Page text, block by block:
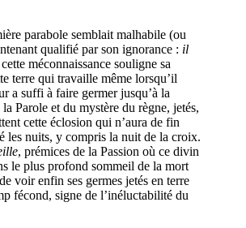
parabole semblait malhabile (ou
qualifié par son ignorance : il
méconnaissance souligne sa
terre qui travaille même lorsqu’il
a suffi à faire germer jusqu’à la
Parole et du mystère du règne, jetés,
cette éclosion qui n’aura de fin
les nuits, y compris la nuit de la croix.
, prémices de la Passion où ce divin
le plus profond sommeil de la mort
voir enfin ses germes jetés en terre
fécond, signe de l’inéluctabilité du